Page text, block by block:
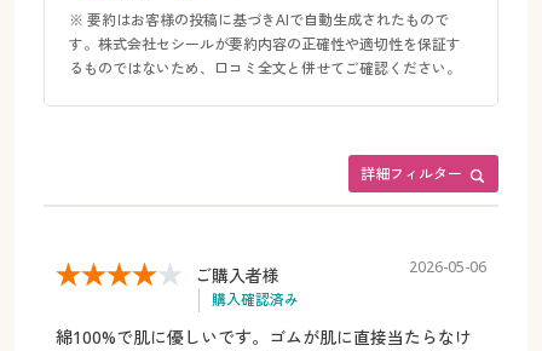
※ 要約はお客様の投稿に基づきAIで自動生成されたもので
す。株式会社セシールが要約内容の正確性や適切性を保証す
るものではないため、口コミ全文と併せてご確認ください。
詳細フィルター
ご購入者様
購入確認済み
2026-05-06
綿100%で肌に優しいです。ゴムが肌に直接当たらなけ